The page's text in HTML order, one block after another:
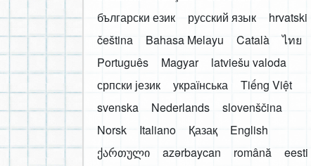
български език
русский язык
hrvatski
čeština
Bahasa Melayu Català
ไทย
Português
Magyar
latviešu valoda
српски језик
українська
Tiếng Việt
svenska
Nederlands
slovenščina
Norsk
Italiano Қазақ
English
ქართული
azərbaycan română
eesti